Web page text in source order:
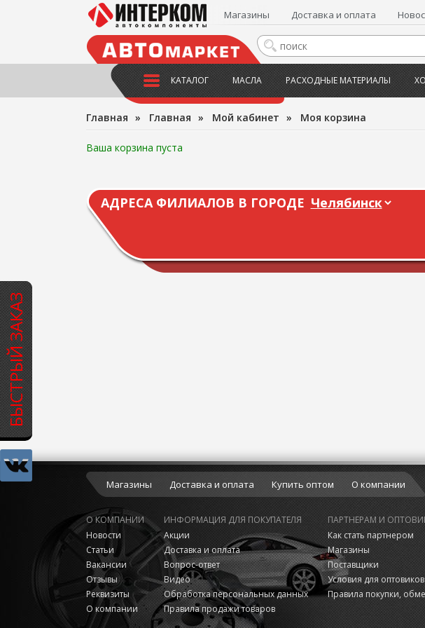
БЫСТРЫЙ ЗАКАЗ
Магазины Доставка и оплата
КАТАЛОГ МАСЛА РАСХОДНЫЕ МАТЕРИАЛЫ
Главная » Главная » Мой кабинет » Моя корзина
Ваша корзина пуста
АДРЕСА ФИЛИАЛОВ В ГОРОДЕ
Магазины Доставка и оплата Купить оптом О компании
О КОМПАНИИ
Новости
Статьи
Вакансии
Отзывы
Реквизиты
О компании
ИНФОРМАЦИЯ ДЛЯ ПОКУПАТЕЛЯ
Акции
Доставка и оплата
Вопрос-ответ
Видео
Обработка персональных данных
Правила продажи товаров
ПАРТНЕРАМ И
Как стать партнером
Магазины
Поставщики
Условия для оптовиков
Правила покупки,